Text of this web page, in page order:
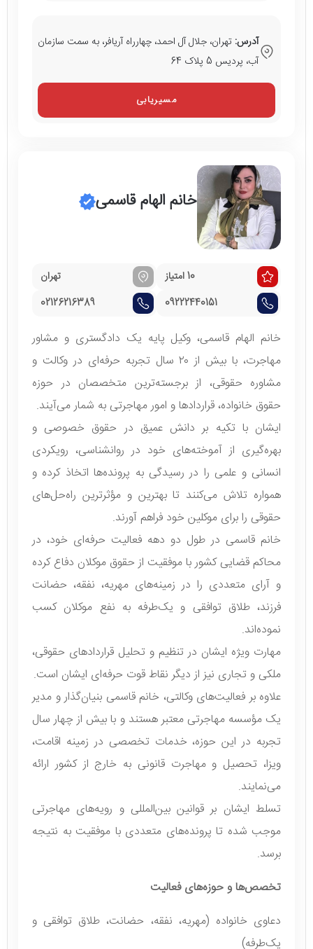
آدرس:
تهران، جلال آل احمد، چهارراه آریافر، به سمت سازمان
خانم الهام قاسمی
خانم الهام قاسمی، وکیل پایه یک دادگستری و مشاور
مهاجرت، با بیش از ۲۰ سال تجربه حرفه‌ای در وکالت و
مشاوره حقوقی، از برجسته‌ترین متخصصان در حوزه
حقوق خانواده، قراردادها و امور مهاجرتی به شمار می‌آیند.
ایشان با تکیه بر دانش عمیق در حقوق خصوصی و
بهره‌گیری از آموخته‌های خود در روانشناسی، رویکردی
انسانی و علمی را در رسیدگی به پرونده‌ها اتخاذ کرده و
همواره تلاش می‌کنند تا بهترین و مؤثرترین راه‌حل‌های
حقوقی را برای موکلین خود فراهم آورند.
خانم قاسمی در طول دو دهه فعالیت حرفه‌ای خود، در
محاکم قضایی کشور با موفقیت از حقوق موکلان دفاع کرده
و آرای متعددی را در زمینه‌های مهریه، نفقه، حضانت
فرزند، طلاق توافقی و یک‌طرفه به نفع موکلان کسب
نموده‌اند.
مهارت ویژه ایشان در تنظیم و تحلیل قراردادهای حقوقی،
ملکی و تجاری نیز از دیگر نقاط قوت حرفه‌ای ایشان است.
علاوه بر فعالیت‌های وکالتی، خانم قاسمی بنیان‌گذار و مدیر
یک مؤسسه مهاجرتی معتبر هستند و با بیش از چهار سال
تجربه در این حوزه، خدمات تخصصی در زمینه اقامت،
ویزا، تحصیل و مهاجرت قانونی به خارج از کشور ارائه
تسلط ایشان بر قوانین بین‌المللی و رویه‌های مهاجرتی
موجب شده تا پرونده‌های متعددی با موفقیت به نتیجه
برسد.
تخصص‌ها و حوزه‌های فعالیت
دعاوی خانواده (مهریه، نفقه، حضانت، طلاق توافقی و